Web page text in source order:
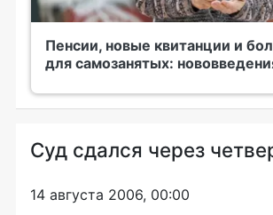
Пенсии, новые квитанции и
для самозанятых:
Суд сдался через
14 августа 2006, 00:00